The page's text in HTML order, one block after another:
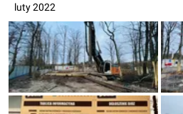
luty 2022